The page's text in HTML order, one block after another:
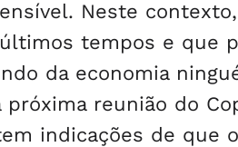
Neste
tempos e que
da economia
reunião do
indicações de que